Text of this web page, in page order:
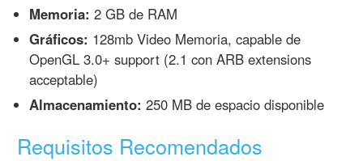
Memoria: 2 GB de RAM
Gráficos: 128mb Video Memoria, capable de
OpenGL 3.0+ support (2.1 con ARB extensions
acceptable)
Almacenamiento: 250 MB de espacio disponible
Requisitos Recomendados